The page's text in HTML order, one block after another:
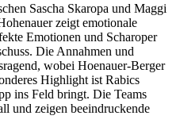
Sascha Skaropa und Maggi
zeigt emotionale
Emotionen und Scharoper
Die Annahmen und
wobei Hoenauer-Berger
Highlight ist Rabics
ins Feld bringt. Die Teams
und zeigen beeindruckende